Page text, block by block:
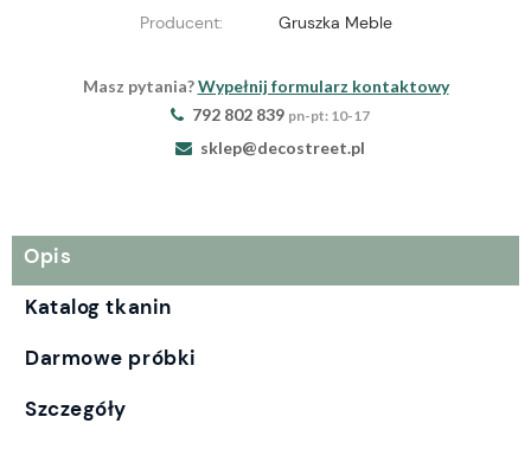
Producent: Gruszka Meble
Masz pytania?Wypełnij formularz kontaktowy
792 802 839 pn-pt: 10-17
sklep@decostreet.pl
Opis
Katalog tkanin
Darmowe próbki
Szczegóły